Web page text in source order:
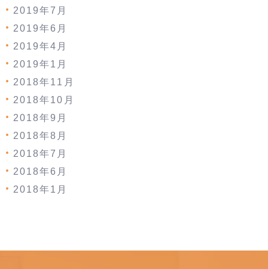
2019年7月
2019年6月
2019年4月
2019年1月
2018年11月
2018年10月
2018年9月
2018年8月
2018年7月
2018年6月
2018年1月